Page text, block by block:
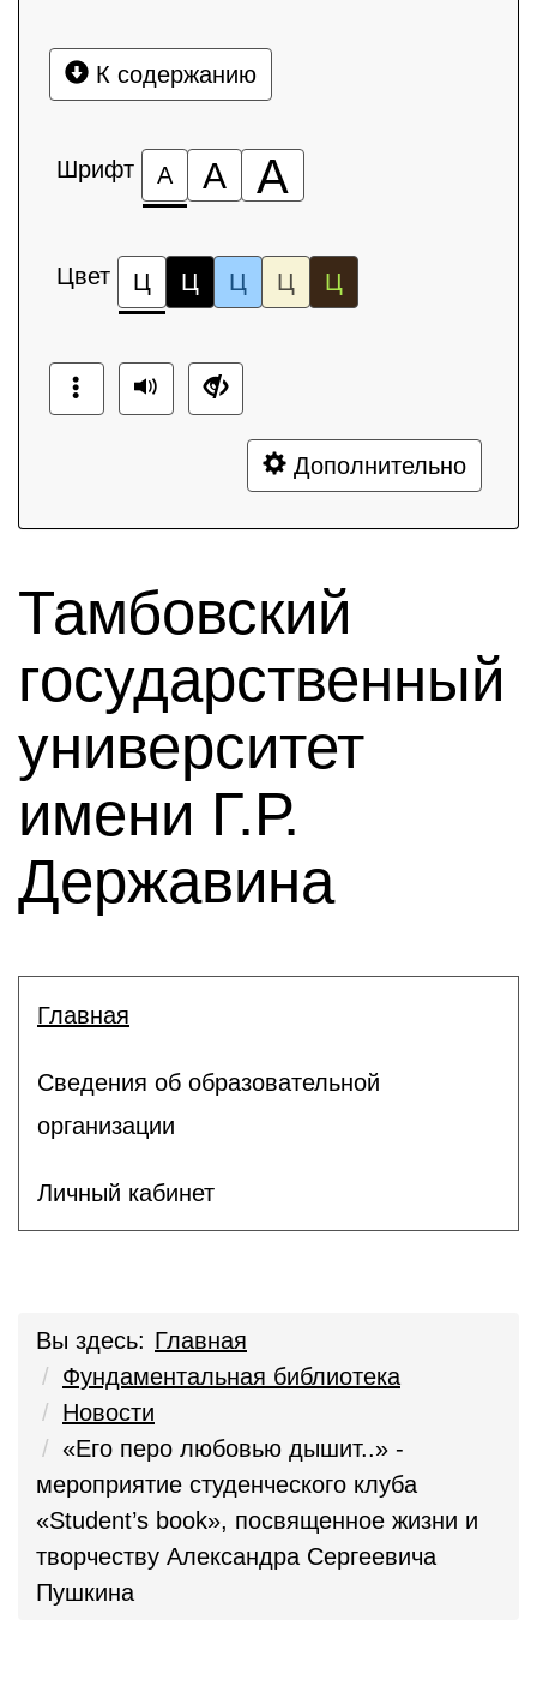
К содержанию
Шрифт А А А
Цвет Ц Ц Ц Ц Ц
Дополнительно
Тамбовский
государственный
университет
имени Г.Р.
Державина
Главная
Сведения об образовательной
организации
Личный кабинет
Вы здесь: Главная
Фундаментальная библиотека
Новости
«Его перо любовью дышит..» -
мероприятие студенческого клуба
«Student’s book», посвященное жизни и
творчеству Александра Сергеевича
Пушкина